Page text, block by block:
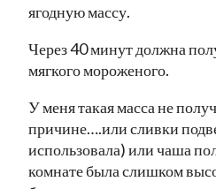
ягодную массу.
Через 40 минут должна
мягкого мороженого.
У меня такая масса не
причине….или сливки
использовала) или чаша
комнате была слишком